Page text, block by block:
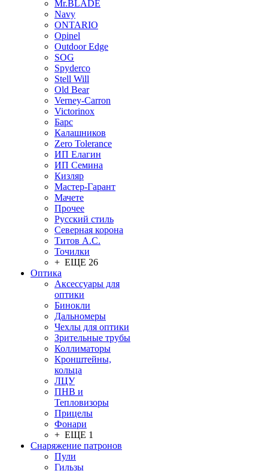
Mr.BLADE
Navy
ONTARIO
Opinel
Outdoor Edge
SOG
Spyderco
Stell Will
Old Bear
Verney-Carron
Victorinox
Барс
Калашников
Zero Tolerance
ИП Елагин
ИП Семина
Кизляр
Мастер-Гарант
Мачете
Прочее
Русский стиль
Северная корона
Титов А.С.
Точилки
+ ЕЩЕ 26
Оптика
Аксессуары для
оптики
Бинокли
Дальномеры
Чехлы для оптики
Зрительные трубы
Коллиматоры
Кронштейны,
кольца
ЛЦУ
ПНВ и
Тепловизоры
Прицелы
Фонари
+ ЕЩЕ 1
Снаряжение патронов
Пули
Гильзы